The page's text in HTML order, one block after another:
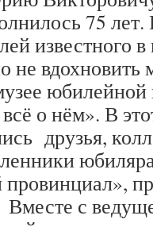
75 лет.
известного
не
юбилейной
о нём». В
друзья,
с